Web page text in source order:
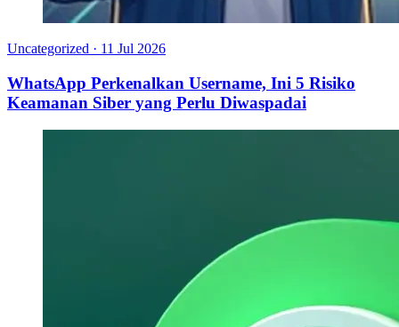
Uncategorized · 11 Jul 2026
WhatsApp Perkenalkan Username, Ini 5 Risiko
Keamanan Siber yang Perlu Diwaspadai